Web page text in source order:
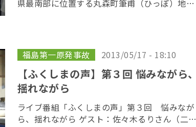
県最南部に位置する丸森町筆甫（ひっぽ）地区
初めてと […]
福島第一原発事故 2013/05/17 - 18:10
【ふくしまの声】第３回 悩みながら、
揺れながら
ライブ番組「ふくしまの声」第３回 悩みなが
ら、揺れながら ゲスト：佐々木るりさん（二本